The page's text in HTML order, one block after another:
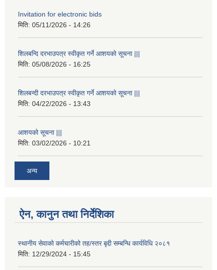
Invitation for electronic bids
मिति: 05/11/2026 - 14:26
शिलबन्दि दरभाउपत्र स्वीकृत गर्ने आशयको सूचना |||
मिति: 05/08/2026 - 16:25
शिलबन्दी दरभाउपत्र स्वीकृत गर्ने आशयको सूचना |||
मिति: 04/22/2026 - 13:43
आशयको सूचना |||
मिति: 03/02/2026 - 10:21
अन्य
ऐन, कानुन तथा निर्देशिका
स्थानीय सेवाको कर्मचारीको तह/स्तर बृद्दी सम्बन्धि कार्यविधि २०८१
मिति: 12/29/2024 - 15:45